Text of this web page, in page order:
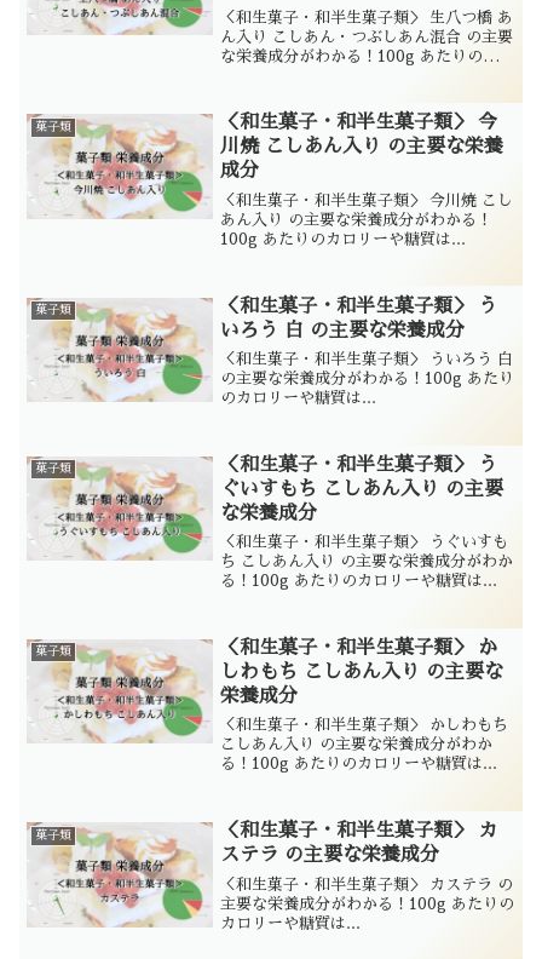
＜和生菓子・和半生菓子類＞ 生八つ橋 あ
ん入り こしあん・つぶしあん混合 の主要
な栄養成分がわかる！100g あたりのカロ
菓子類
＜和生菓子・和半生菓子類＞ 今
川焼 こしあん入り の主要な栄養
成分
＜和生菓子・和半生菓子類＞ 今川焼 こし
あん入り の主要な栄養成分がわかる！
100g あたりのカロリーや糖質は...
菓子類
＜和生菓子・和半生菓子類＞ う
いろう 白 の主要な栄養成分
＜和生菓子・和半生菓子類＞ ういろう 白
の主要な栄養成分がわかる！100g あたり
のカロリーや糖質は...
菓子類
＜和生菓子・和半生菓子類＞ う
ぐいすもち こしあん入り の主要
な栄養成分
＜和生菓子・和半生菓子類＞ うぐいすも
ち こしあん入り の主要な栄養成分がわか
る！100g あたりのカロリーや糖質は...
菓子類
＜和生菓子・和半生菓子類＞ か
しわもち こしあん入り の主要な
栄養成分
＜和生菓子・和半生菓子類＞ かしわもち
こしあん入り の主要な栄養成分がわか
る！100g あたりのカロリーや糖質は...
菓子類
＜和生菓子・和半生菓子類＞ カ
ステラ の主要な栄養成分
＜和生菓子・和半生菓子類＞ カステラ の
主要な栄養成分がわかる！100g あたりの
カロリーや糖質は...